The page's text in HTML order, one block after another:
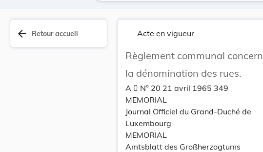
arrow_back Retour accueil Acte en vigueur
Règlement communal
la dénomination des rues.
A  N° 20 21 avril 1965 349
MEMORIAL
Journal Officiel du Grand-Duché de
Luxembourg
MEMORIAL
Amtsblatt des Großherzogtums